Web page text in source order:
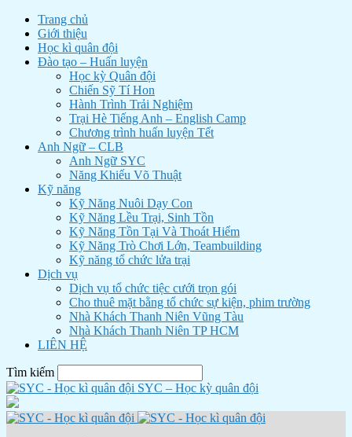
Trang chủ
Giới thiệu
Học kì quân đội
Đào tạo – Huấn luyện
Học kỳ Quân đội
Chiến Sỹ Tí Hon
Hành Trình Trải Nghiệm
Trại Hè Tiếng Anh – English Camp
Chương trình huấn luyện Tết
Anh Ngữ – CLB
Anh Ngữ SYC
Năng Khiếu Võ Thuật
Kỹ năng
Kỹ Năng Nuôi Dạy Con
Kỹ Năng Lều Trại, Sinh Tồn
Kỹ Năng Tồn Tại Và Thoát Hiểm
Kỹ Năng Trò Chơi Lớn, Teambuilding
Kỹ năng tổ chức lửa trại
Dịch vụ
Dịch vụ tổ chức tiệc cưới trọn gói
Cho thuê mặt bằng tổ chức sự kiện, phim trường
Nhà Khách Thanh Niên Vũng Tàu
Nhà Khách Thanh Niên TP HCM
LIÊN HỆ
Tìm kiếm
SYC – Học kỳ quân đội